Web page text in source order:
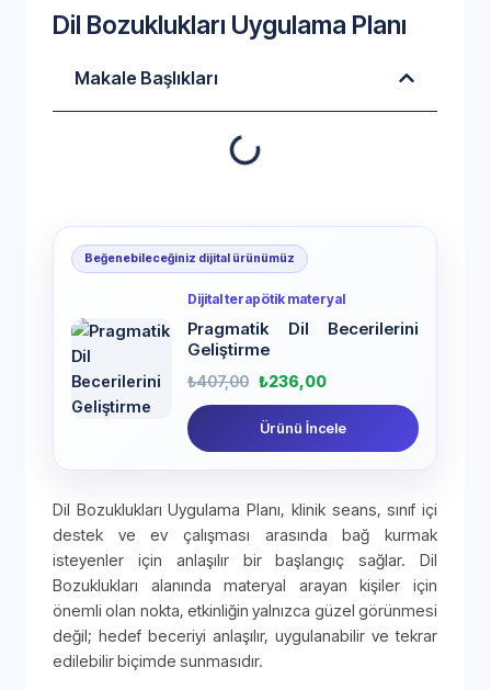
Dil Bozuklukları Uygulama Planı
Makale Başlıkları
Beğenebileceğiniz dijital ürünümüz
Dijital terapötik materyal
Pragmatik Dil Becerilerini
Geliştirme
₺407,00 ₺236,00
Ürünü İncele
Dil Bozuklukları Uygulama Planı, klinik seans, sınıf içi
destek ve ev çalışması arasında bağ kurmak
isteyenler için anlaşılır bir başlangıç sağlar. Dil
Bozuklukları alanında materyal arayan kişiler için
önemli olan nokta, etkinliğin yalnızca güzel görünmesi
değil; hedef beceriyi anlaşılır, uygulanabilir ve tekrar
edilebilir biçimde sunmasıdır.